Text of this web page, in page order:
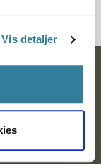
Vis detaljer